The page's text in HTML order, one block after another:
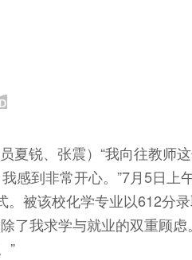
夏锐、张震）“我向往教师
感到非常开心。”7月5日上
。被该校化学专业以612分
了我求学与就业的双重顾虑
”